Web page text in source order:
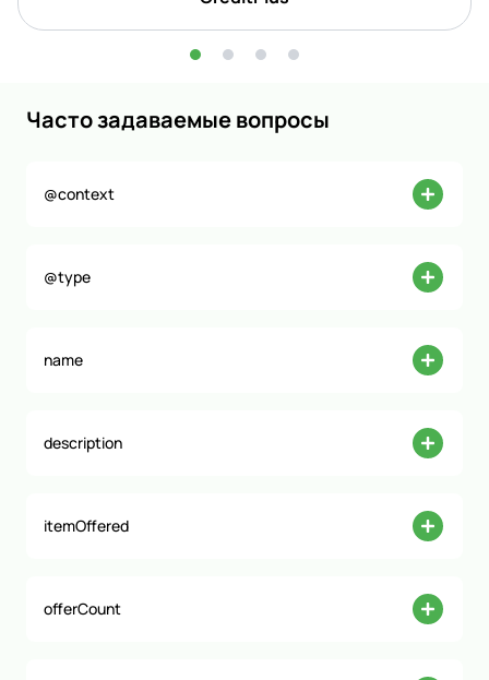
Часто задаваемые вопросы
@context
@type
name
description
itemOffered
offerCount